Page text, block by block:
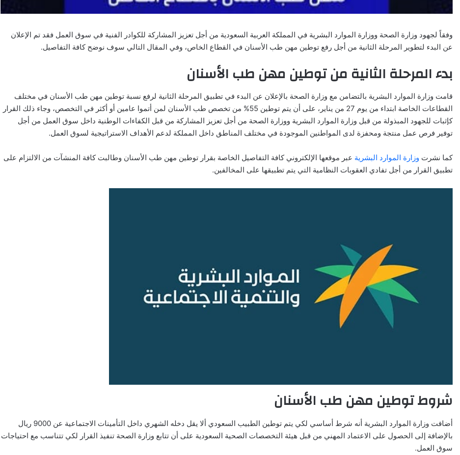
وفقاً لجهود وزارة الصحة ووزارة الموارد البشرية في المملكة العربية السعودية من أجل تعزيز المشاركة للكوادر الفنية في سوق العمل فقد تم الإعلان
عن البدء لتطوير المرحلة الثانية من أجل رفع توطين مهن طب الأسنان في القطاع الخاص، وفي المقال التالي سوف نوضح كافة التفاصيل.
بدء المرحلة الثانية من توطين مهن طب الأسنان
قامت وزارة الموارد البشرية بالتضامن مع وزارة الصحة بالإعلان عن البدء في تطبيق المرحلة الثانية لرفع نسبة توطين مهن طب الأسنان في مختلف
القطاعات الخاصة ابتداء من يوم 27 من يناير، على أن يتم توطين 55% من تخصص طب الأسنان لمن أتموا عامين أو أكثر في التخصص، وجاء ذلك القرار
كإثبات للجهود المبذولة من قبل وزارة الموارد البشرية ووزارة الصحة من أجل تعزيز المشاركة من قبل الكفاءات الوطنية داخل سوق العمل من أجل
توفير فرص عمل منتجة ومحفزة لدى المواطنين الموجودة في مختلف المناطق داخل المملكة لدعم الأهداف الاستراتيجية لسوق العمل.
كما نشرت وزارة الموارد البشرية عبر موقعها الإلكتروني كافة التفاصيل الخاصة بقرار توطين مهن طب الأسنان وطالبت كافة المنشآت من الالتزام على
تطبيق القرار من أجل تفادي العقوبات النظامية التي يتم تطبيقها على المخالفين.
شروط توطين مهن طب الأسنان
أضافت وزارة الموارد البشرية أنه شرط أساسي لكي يتم توطين الطبيب السعودي ألا يقل دخله الشهري داخل التأمينات الاجتماعية عن 9000 ريال
بالإضافة إلى الحصول على الاعتماد المهني من قبل هيئة التخصصات الصحية السعودية على أن تتابع وزارة الصحة تنفيذ القرار لكي تتناسب مع احتياجات
سوق العمل.